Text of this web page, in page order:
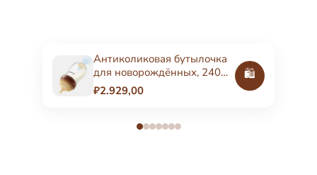
Антиколиковая бутылочка
для новорождённых, 240
мл, стеклянная
₽2.929,00
🛍️